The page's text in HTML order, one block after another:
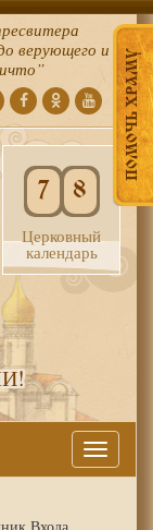
ПОМОЧЬ ХРАМУ
верующего и
7 8
Церковный
календарь
Меню